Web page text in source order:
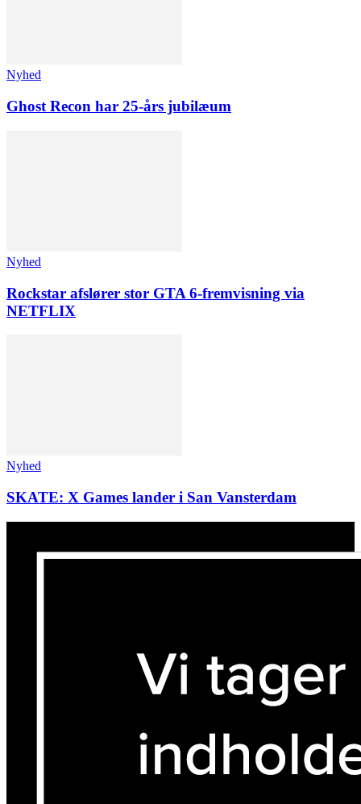
Nyhed
Ghost Recon har 25-års jubilæum
Nyhed
Rockstar afslører stor GTA 6-fremvisning via
NETFLIX
Nyhed
SKATE: X Games lander i San Vansterdam